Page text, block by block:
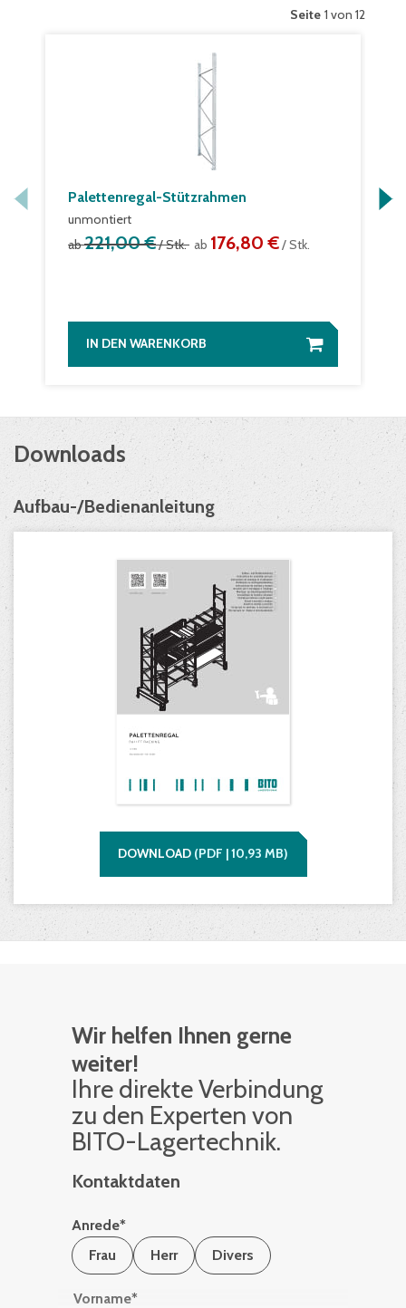
Seite 1 von 12
Palettenregal-Stützrahmen
unmontiert
ab221,00 €/ Stk. ab 176,80 €/ Stk.
IN DEN WARENKORB
Downloads
Aufbau-/Bedienanleitung
DOWNLOAD (PDF |10,93 MB)
Wir helfen Ihnen gerne
weiter!
Ihre di­rek­te Ver­bin­dung
zu den Ex­per­ten von
BITO-La­ger­tech­nik.
Kontaktdaten
Anrede*
Frau
Herr Divers
Vorname*